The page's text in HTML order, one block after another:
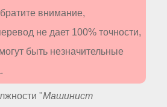
внимание,
не дает 100% точности,
быть незначительные
"Машинист